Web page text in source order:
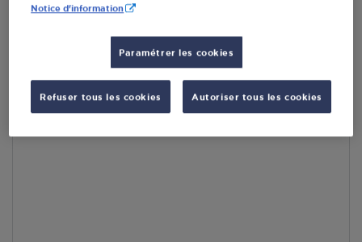
Accès
Notice d'information
Paramétrer les cookies
Refuser tous les cookies Autoriser tous les cookies